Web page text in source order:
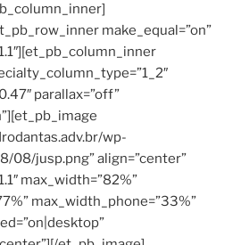
make_equal=”on”
parallax=”off”
wp-
08/jusp.png” align=”center”
max_width=”82%”
max_width_phone=”33%”